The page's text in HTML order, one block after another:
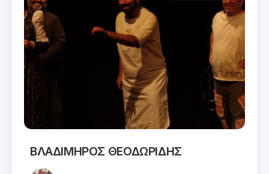
ΒΛΑΔΙΜΗΡΟΣ ΘΕΟΔΩΡΙΔΗΣ